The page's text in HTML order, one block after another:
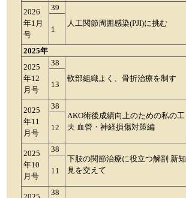
2026
年1月
号
39
人工関節周囲感染(PJI)に挑む
1
2025年
2025
年12
月号
38
軟部組織よく、骨折治療を制す
13
2025
年11
月号
38
AKO術後成績向上のための私の工
夫 血管・神経損傷対策編
12
2025
年10
月号
38
下肢の関節治療に役立つ解剖 新知
見を交えて
11
38